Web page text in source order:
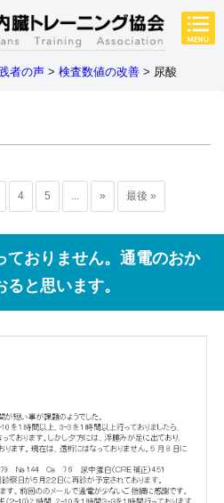
者の声 >検査数値の改善 > 尿酸
4 5 ... » 最後 »
ておりません。通電のおか
と思います。